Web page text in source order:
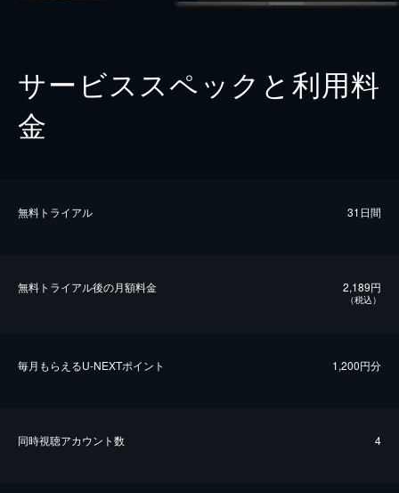
サービススペックと利用料
金
無料トライアル 31日間
無料トライアル後の⽉額料金 2,189円
（税込）
毎⽉もらえるU-NEXTポイント 1,200円分
同時視聴アカウント数 4